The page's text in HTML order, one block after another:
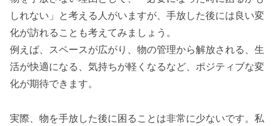
しれない」と考える人がいますが、手放した後には良い変
化が訪れることも考えてみましょう。
例えば、スペースが広がり、物の管理から解放される、生
活が快適になる、気持ちが軽くなるなど、ポジティブな変
化が期待できます。
実際、物を手放した後に困ることは非常に少ないです。私